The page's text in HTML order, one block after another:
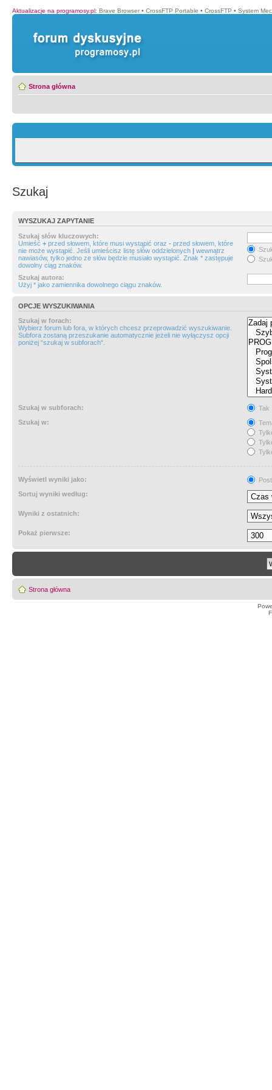
Aktualizacje na programosy.pl: Brave Browser • CrossFTP Portable • CrossFTP • System
Strona główna
Szukaj
WYSZUKAJ ZAPYTANIE
Szukaj słów kluczowych:
Umieść + przed słowem, które musi wystąpić oraz - przed słowem, które
nie może wystąpić. Jeśli umieścisz listę słów oddzielonych | wewnątrz
nawiasów, tylko jedno ze słów będzie musiało wystąpić. Znak * zastępuje
dowolny ciąg znaków.
Szukaj autora:
Użyj * jako zamiennika dowolnego ciągu znaków.
OPCJE WYSZUKIWANIA
Szukaj w forach:
Wybierz forum lub fora, w których chcesz przeprowadzić wyszukiwanie.
Subfora zostaną przeszukanie automatycznie jeżeli nie wyłączysz opcji
poniżej “szukaj w subforach“.
Szukaj w subforach:
Tak
Szukaj w:
Wyświetl wyniki jako:
Sortuj wyniki według:
Wyniki z ostatnich:
Pokaż pierwsze:
Strona główna